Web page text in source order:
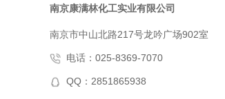
南京康满林化工实业有限公司
南京市中山北路217号龙吟广场902室
电话：025-8369-7070
QQ：2851865938